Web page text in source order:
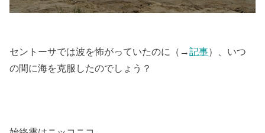
セントーサでは波を怖がっていたのに（→記事）、いつ
の間に海を克服したのでしょう？